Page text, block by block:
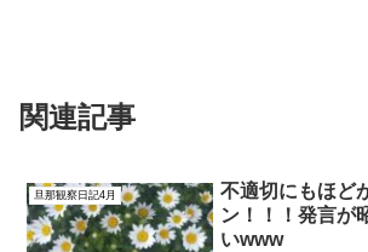
関連記事
旦那観察日記4月
不適切にもほど
ン！！！発言が
いwww